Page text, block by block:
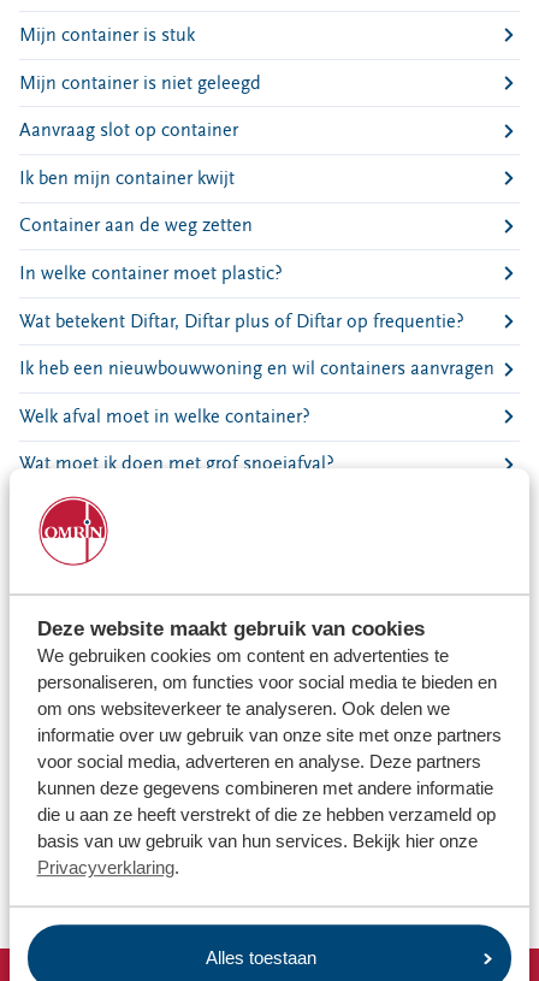
Deze website maakt gebruik van cookies
We gebruiken cookies om content en advertenties te
personaliseren, om functies voor social media te bieden en
om ons websiteverkeer te analyseren. Ook delen we
informatie over uw gebruik van onze site met onze partners
voor social media, adverteren en analyse. Deze partners
kunnen deze gegevens combineren met andere informatie
die u aan ze heeft verstrekt of die ze hebben verzameld op
basis van uw gebruik van hun services. Bekijk hier onze
Privacyverklaring.
Alles toestaan
Hier werken we aan
Ecopark De Wierde
Reststoffen Energie Centrale
Projecten
Contact
Storing, klacht of vraag
Klantenservice SYP
VeeIgestelde vragen
Pers
Locaties
Werken bij
Voor gemeenten
Voor leveranciers en bezoekers
Mijn container is stuk
Mijn container is niet geleegd
Aanvraag slot op container
Ik ben mijn container kwijt
Container aan de weg zetten
In welke container moet plastic?
Wat betekent Diftar, Diftar plus of Diftar op frequentie?
Ik heb een nieuwbouwwoning en wil containers aanvragen
Welk afval moet in welke container?
Wat moet ik doen met grof snoeiafval?
Hoe open ik mijn boven-/ondergrondse container?
Wat moet ik doen als mijn container in de vuilniswagen is
De ondergrondse verzamelcontainer is kapot of vol
Hebben jullie reserve sleutels voor de containerslot?
Mijn grofvuil is niet opgehaald
Er ligt (grof)afval op straat
Hoe werkt het wegen van mijn container?
Kan ik verloren spullen/eigendommen terugkrijgen?